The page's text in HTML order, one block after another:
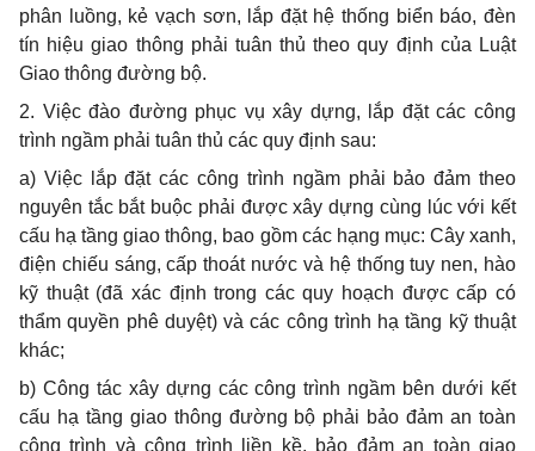
phân luồng, kẻ vạch sơn, lắp đặt hệ thống biển báo, đèn
tín hiệu giao thông phải tuân thủ theo quy định của Luật
Giao thông đường bộ.
2. Việc đào đường phục vụ xây dựng, lắp đặt các công
trình ngầm phải tuân thủ các quy định sau:
a) Việc lắp đặt các công trình ngầm phải bảo đảm theo
nguyên tắc bắt buộc phải được xây dựng cùng lúc với kết
cấu hạ tầng giao thông, bao gồm các hạng mục: Cây xanh,
điện chiếu sáng, cấp thoát nước và hệ thống tuy nen, hào
kỹ thuật (đã xác định trong các quy hoạch được cấp có
thẩm quyền phê duyệt) và các công trình hạ tầng kỹ thuật
khác;
b) Công tác xây dựng các công trình ngầm bên dưới kết
cấu hạ tầng giao thông đường bộ phải bảo đảm an toàn
công trình và công trình liền kề, bảo đảm an toàn giao